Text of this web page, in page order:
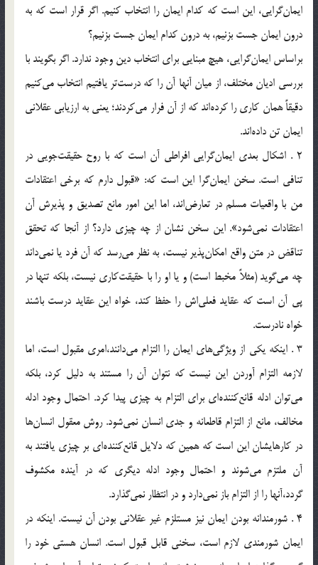
ايمان‌گرايي، اين است كه كدام ايمان را انتخاب كنيم. اگر قرار است كه به
درون ايمان جست بزنيم، به درون كدام ايمان جست بزنيم؟
براساس ايمان‌گرايي،‌ هيچ مبنايي براي انتخاب دين وجود ندارد. اگر بگويند با
بررسي اديان مختلف، از ميان آنها آن را كه درست‌تر يافتيم انتخاب مي‌كنيم
دقيقاً همان كاري را كرده‌اند كه از آن فرار مي‌كردند؛ يعني به ارزيابي عقلاني
ايمان تن داده‌اند.
2 . اشكال بعدي ايمان‌گرايي افراطي آن است كه با روح حقيقت‌‌جويي در
تنافي است. سخن ايمان‌گرا اين است كه: «قبول دارم كه برخي اعتقادات
من با واقعيات مسلم در تعارض‌اند، اما اين امور مانع تصديق و پذيرش آن
اعتقادات نمي‌شود». اين سخن نشان از چه چيزي دارد؟ از آنجا كه تحقق
تناقض در متن واقع امكان‌پذير نيست، به نظر مي‌رسد كه آن فرد يا نمي‌داند
چه مي‌گويد (مثلاً مخبط است) و يا او را با حقيقت‌كاري نيست، بلكه تنها در
پي آن است كه عقايد فعلي‌اش را حفظ كند، خواه اين عقايد درست باشند
خواه نادرست.
3 . اينكه يكي از ويژگي‌هاي ايمان را التزام مي‌دانند،‌امري مقبول است، اما
لازمه التزام آوردن اين نيست كه نتوان آن را مستند به دليل كرد،‌ بلكه
مي‌توان ادله قانع‌كننده‌اي براي التزام به چيزي پيدا كرد. احتمال وجود ادله
مخالف، مانع از التزام قاطعانه و جدي انسان نمي‌شود. روش معقول انسا‌ن‌ها
در كارهايشان اين است كه همين كه دلايل قانع‌كننده‌اي بر چيزي يافتند به
آن ملتزم مي‌شوند و احتمال وجود ادله ديگري كه در آينده مكشوف
گردد،‌آنها را از التزام باز نمي‌دارد و در انتظار نمي‌گذارد.
4 . شورمندانه‌ بودن ايمان نيز مستلزم غير عقلاني بودن آن نيست. اينكه در
ايمان شورمندي لازم است، سخني قابل قبول است. انسان هستي خود را